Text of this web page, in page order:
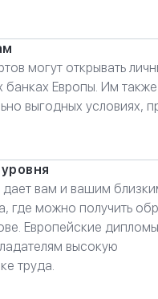
могут открывать
банках Европы. Им
выгодных условиях,
вам и вашим
где можно получить
Европейские
высокую
труда.